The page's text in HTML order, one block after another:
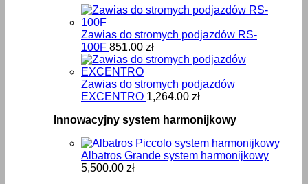
Zawias do stromych podjazdów RS-
100F 851.00 zł
Zawias do stromych podjazdów
EXCENTRO 1,264.00 zł
Innowacyjny system harmonijkowy
Albatros Grande system harmonijkowy
5,500.00 zł